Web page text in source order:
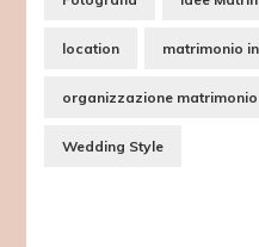
location matrimonio
organizzazione matrimonio
Wedding Style